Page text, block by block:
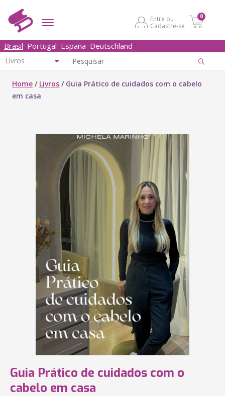
Entre ou
Cadastre-se
0
Brasil Portugal España Deutschland
Home / Livros / Guia Prático de cuidados com o cabelo
em casa
Guia Prático de cuidados com o
cabelo em casa